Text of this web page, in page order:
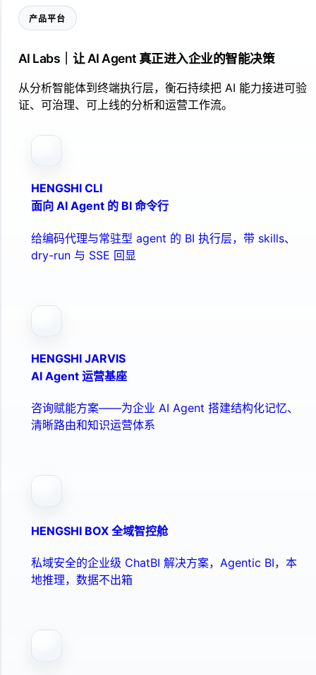
产品平台
AI Labs｜让 AI Agent 真正进入企业的智能决策
从分析智能体到终端执行层，衡石持续把 AI 能力接进可验
证、可治理、可上线的分析和运营工作流。
HENGSHI CLI
面向 AI Agent 的 BI 命令行
给编码代理与常驻型 agent 的 BI 执行层，带 skills、
dry-run 与 SSE 回显
HENGSHI JARVIS
AI Agent 运营基座
咨询赋能方案——为企业 AI Agent 搭建结构化记忆、
清晰路由和知识运营体系
HENGSHI BOX 全域智控舱
私域安全的企业级 ChatBI 解决方案，Agentic BI，本
地推理，数据不出箱